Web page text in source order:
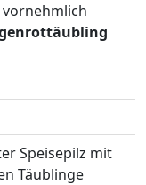
Speisepilz mit
Täublinge